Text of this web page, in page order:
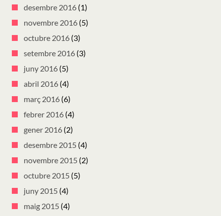
desembre 2016 (1)
novembre 2016 (5)
octubre 2016 (3)
setembre 2016 (3)
juny 2016 (5)
abril 2016 (4)
març 2016 (6)
febrer 2016 (4)
gener 2016 (2)
desembre 2015 (4)
novembre 2015 (2)
octubre 2015 (5)
juny 2015 (4)
maig 2015 (4)